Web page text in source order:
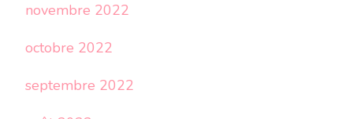
novembre 2022
octobre 2022
septembre 2022